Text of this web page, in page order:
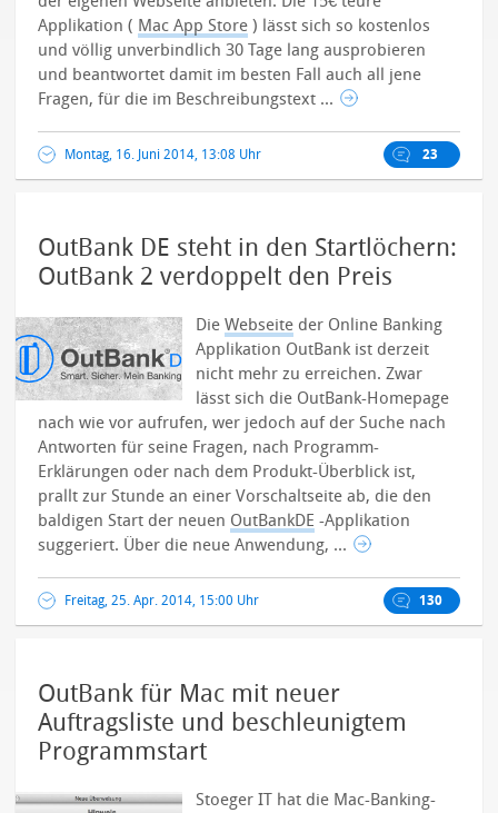
Applikation ( Mac App Store ) lässt sich so kostenlos
und völlig unverbindlich 30 Tage lang ausprobieren
und beantwortet damit im besten Fall auch all jene
Fragen, für die im Beschreibungstext ...
Montag, 16. Juni 2014, 13:08 Uhr 23
OutBank DE steht in den Startlöchern:
OutBank 2 verdoppelt den Preis
DieWebseite der Online Banking
Applikation OutBank ist derzeit
nicht mehr zu erreichen. Zwar
lässt sich die OutBank-Homepage
nach wie vor aufrufen, wer jedoch auf der Suche nach
Antworten für seine Fragen, nach Programm-
Erklärungen oder nach dem Produkt-Überblick ist,
prallt zur Stunde an einer Vorschaltseite ab, die den
baldigen Start der neuen OutBankDE -Applikation
suggeriert. Über die neue Anwendung, ...
Freitag, 25. Apr. 2014, 15:00 Uhr 130
OutBank für Mac mit neuer
Auftragsliste und beschleunigtem
Programmstart
Stoeger IT hat die Mac-Banking-